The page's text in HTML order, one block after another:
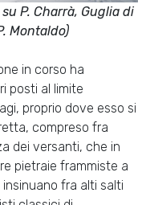
P. Charrà, Guglia di
Montaldo)
in corso ha
posti al limite
proprio dove esso si
compreso fra
dei versanti, che in
pietraie frammiste a
fra alti salti